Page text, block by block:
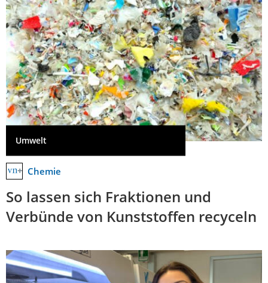
Umwelt
Chemie
So lassen sich Fraktionen und
Verbünde von Kunststoffen recyceln